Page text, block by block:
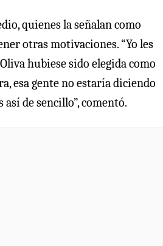
quienes la señalan como
otras motivaciones. “Yo les
hubiese sido elegida como
esa gente no estaría diciendo
así de sencillo”, comentó.